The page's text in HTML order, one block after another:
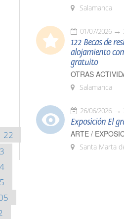
22
Salamanca
01/07/2026
122 Becas de
alojamiento
gratuito
OTRAS
Salamanca
26/06/2026
Exposición El
ARTE /
Santa Marta